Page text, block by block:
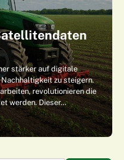
stärker auf digitale
Nachhaltigkeit zu steigern.
revolutionieren die
werden. Dieser…